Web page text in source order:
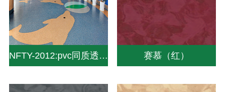
NFTY-2012:pvc同质透心地板|同质透心地板厂家|同质地板价格-中山南方pvc塑胶地板 赛慕（红）